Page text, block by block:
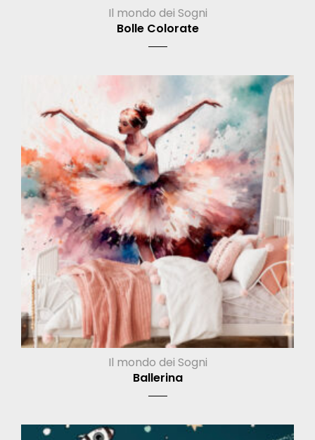
Il mondo dei Sogni
Bolle Colorate
Il mondo dei Sogni
Ballerina